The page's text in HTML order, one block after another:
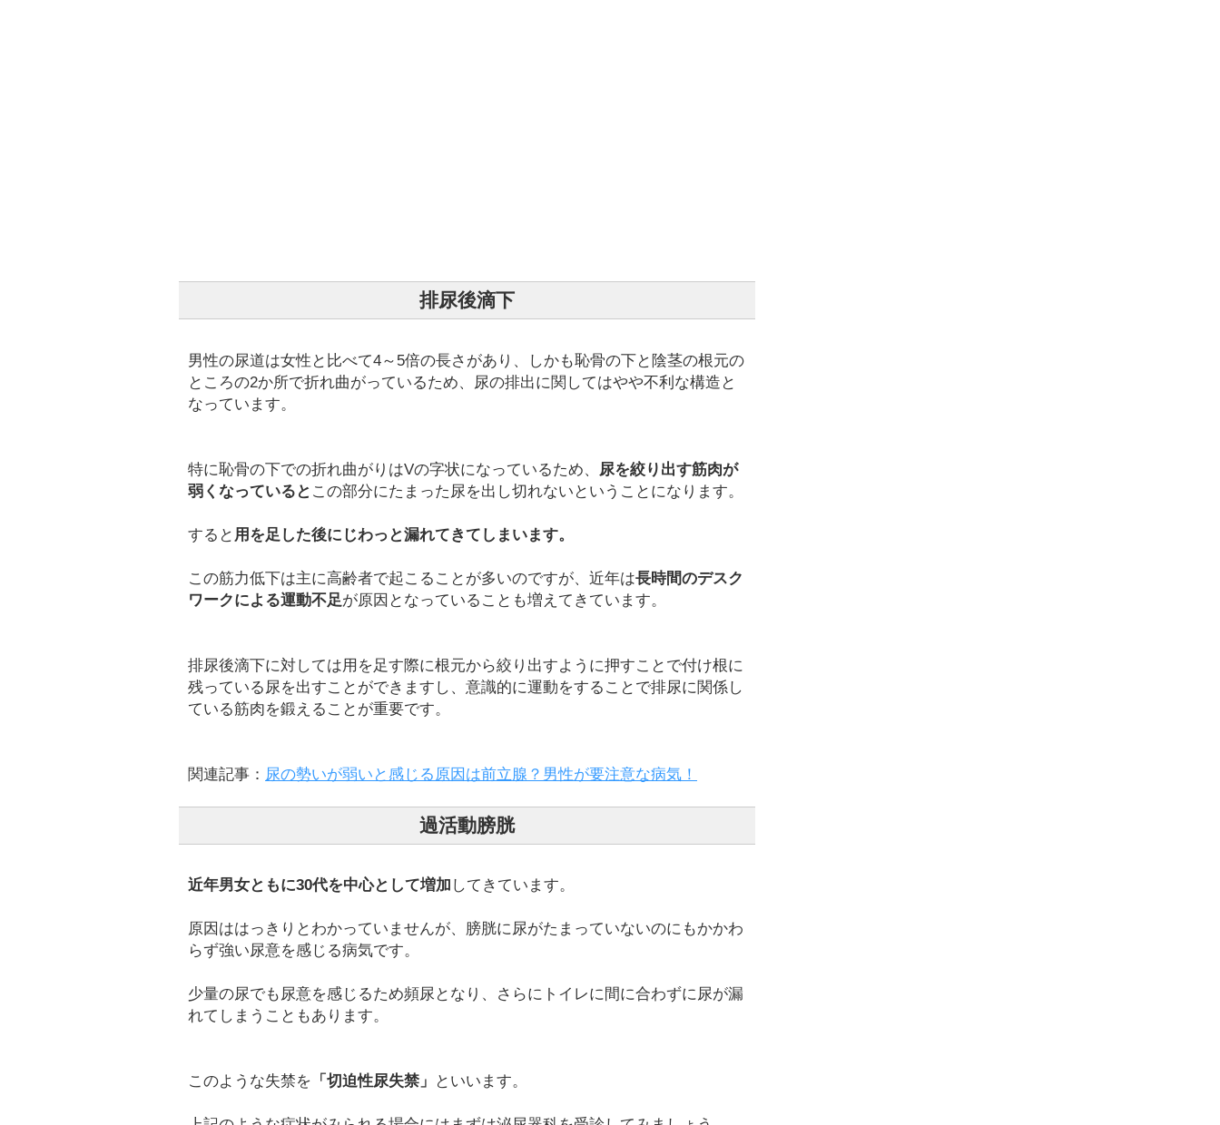
排尿後滴下
男性の尿道は女性と比べて4～5倍の長さがあり、しかも恥骨の下と陰茎の根元の
ところの2か所で折れ曲がっているため、尿の排出に関してはやや不利な構造と
なっています。
特に恥骨の下での折れ曲がりはVの字状になっているため、
尿を絞り出す筋肉が
弱くなっていると この部分にたまった尿を出し切れないということになります。
すると 用を足した後にじわっと漏れてきてしまいます。
この筋力低下は主に高齢者で起こることが多いのですが、近年は長時間のデスク
ワークによる運動不足が原因となっていることも増えてきています。
排尿後滴下に対しては用を足す際に根元から絞り出すように押すことで付け根に
残っている尿を出すことができますし、意識的に運動をすることで排尿に関係し
ている筋肉を鍛えることが重要です。
関連記事： 尿の勢いが弱いと感じる原因は前立腺？男性が要注意な病気！
過活動膀胱
近年男女ともに30代を中心として増加 してきています。
原因ははっきりとわかっていませんが、膀胱に尿がたまっていないのにもかかわ
らず強い尿意を感じる病気です。
少量の尿でも尿意を感じるため頻尿となり、さらにトイレに間に合わずに尿が漏
れてしまうこともあります。
このような失禁を 「切迫性尿失禁」 といいます。